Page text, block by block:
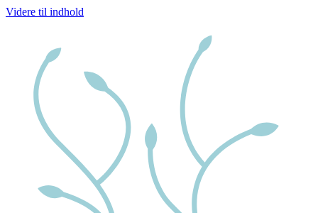
Videre til indhold